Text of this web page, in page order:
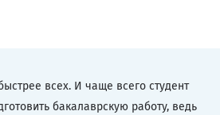
всех. И чаще всего студент
бакалаврскую работу, ведь